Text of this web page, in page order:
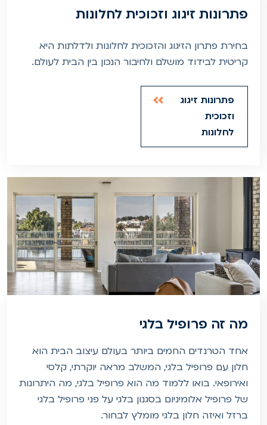
פתרונות זיגוג וזכוכית לחלונות
בחירת פתרון הזיגוג והזכוכית לחלונות ולדלתות היא
קריטית לבידוד מושלם ולחיבור הנכון בין הבית לעולם.
פתרונות זיגוג
וזכוכית
לחלונות
מה זה פרופיל בלגי
אחד הטרנדים החמים ביותר בעולם עיצוב הבית הוא
חלון עם פרופיל בלגי, המשלב מראה יוקרתי, קלסי
ואירופאי. בואו ללמוד מה הוא פרופיל בלגי, מה היתרונות
של פרופיל אלומיניום בסגנון בלגי על פני פרופיל בלגי
ברזל ואיזה חלון בלגי מומלץ לבחור.